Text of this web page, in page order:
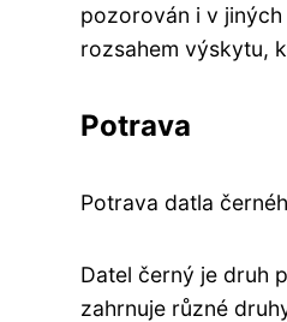
pozorován i v
rozsahem výskytu,
Potrava
Potrava datla
Datel černý je druh
zahrnuje různé